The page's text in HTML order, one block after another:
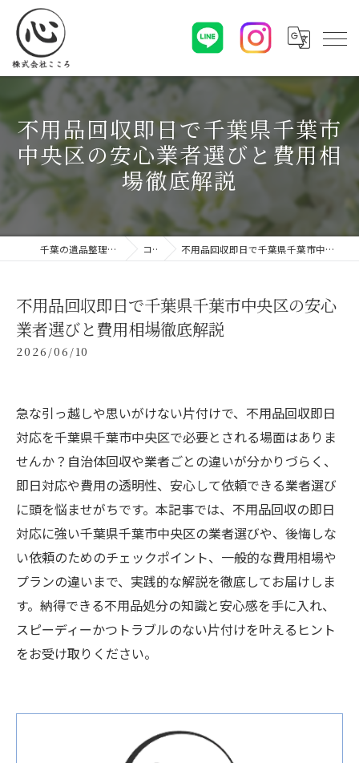
不用品回収即日で千葉県千葉市
中央区の安心業者選びと費用相
場徹底解説
千葉の遺品整理なら株式会社こころ コラム 不用品回収即日で千葉県千葉市中央区の安心業者選びと費用相場徹底解説
不用品回収即日で千葉県千葉市中央区の安心
業者選びと費用相場徹底解説
2026/06/10
急な引っ越しや思いがけない片付けで、不用品回収即日
対応を千葉県千葉市中央区で必要とされる場面はありま
せんか？自治体回収や業者ごとの違いが分かりづらく、
即日対応や費用の透明性、安心して依頼できる業者選び
に頭を悩ませがちです。本記事では、不用品回収の即日
対応に強い千葉県千葉市中央区の業者選びや、後悔しな
い依頼のためのチェックポイント、一般的な費用相場や
プランの違いまで、実践的な解説を徹底してお届けしま
す。納得できる不用品処分の知識と安心感を手に入れ、
スピーディーかつトラブルのない片付けを叶えるヒント
をお受け取りください。